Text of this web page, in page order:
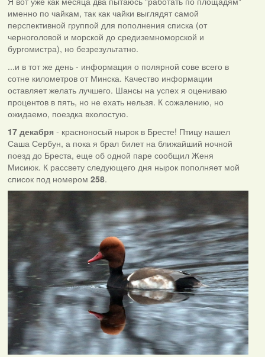
именно по чайкам, так как чайки выглядят самой
перспективной группой для пополнения списка (от
черноголовой и морской до средиземноморской и
бургомистра), но безрезультатно.
...и в тот же день - информация о полярной сове всего в
сотне километров от Минска. Качество информации
оставляет желать лучшего. Шансы на успех я оцениваю
процентов в пять, но не ехать нельзя. К сожалению, но
ожидаемо, поездка вхолостую.
17 декабря- красноносый нырок в Бресте! Птицу нашел
Саша Сербун, а пока я брал билет на ближайший ночной
поезд до Бреста, еще об одной паре сообщил Женя
Мисиюк. К рассвету следующего дня нырок пополняет мой
список под номером 258.